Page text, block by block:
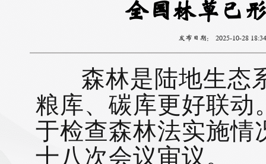
全国林草已
发布日期： 2025-10-28 18:34
森林是陆地生态
粮库、碳库更好联
于检查森林法实施情
十八次会议审议。